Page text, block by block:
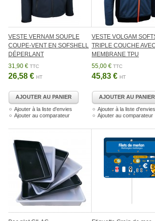
VESTE VERNAM SOUPLE
COUPE-VENT EN SOFSHELL
DÉPERLANT
31,90 € TTC
26,58 € HT
AJOUTER AU PANIER
Ajouter à la liste d'envies
Ajouter au comparateur
VESTE VOLGAM
TRIPLE COUCHE AVEC
MEMBRANE TPU
55,00 € TTC
45,83 € HT
AJOUTER AU PANIER
Ajouter à la liste d'envies
Ajouter au comparateur